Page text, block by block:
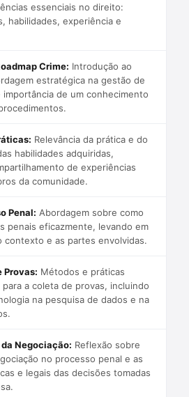
essenciais no direito:
habilidades, experiência e
Crime: Introdução ao
estratégica na gestão de
importância de um conhecimento
Relevância da prática e do
habilidades adquiridas,
de experiências
da comunidade.
Penal: Abordagem sobre como
penais eficazmente, levando em
contexto e as partes envolvidas.
Provas: Métodos e práticas
para a coleta de provas, incluindo
na pesquisa de dados e na
Negociação: Reflexão sobre
no processo penal e as
e legais das decisões tomadas